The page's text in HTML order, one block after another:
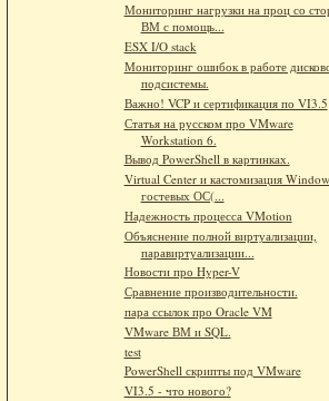
Мониторинг нагрузки на проц со
ВМ с помощь...
ESX I/O stack
Мониторинг ошибок в работе
подсистемы.
Важно! VCP и сертификация по VI3.5
Статья на русском про VMware
Workstation 6.
Вывод PowerShell в картинках.
Virtual Center и кастомизация
гостевых ОС(...
Надежность процесса VMotion
Объяснение полной виртуализации,
паравиртуализации...
Новости про Hyper-V
Сравнение производительности.
пара ссылок про Oracle VM
VMware ВМ и SQL.
test
PowerShell скрипты под VMware
VI3.5 - что нового?